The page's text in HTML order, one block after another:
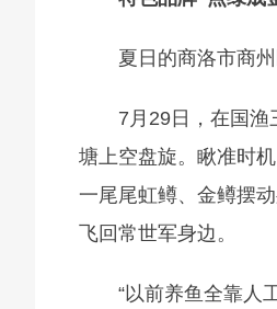
夏日的商洛市商
7月29日，在国渔
塘上空盘旋。瞅准时
一尾尾虹鳟、金鳟摆
飞回常世军身边。
“以前养鱼全靠人